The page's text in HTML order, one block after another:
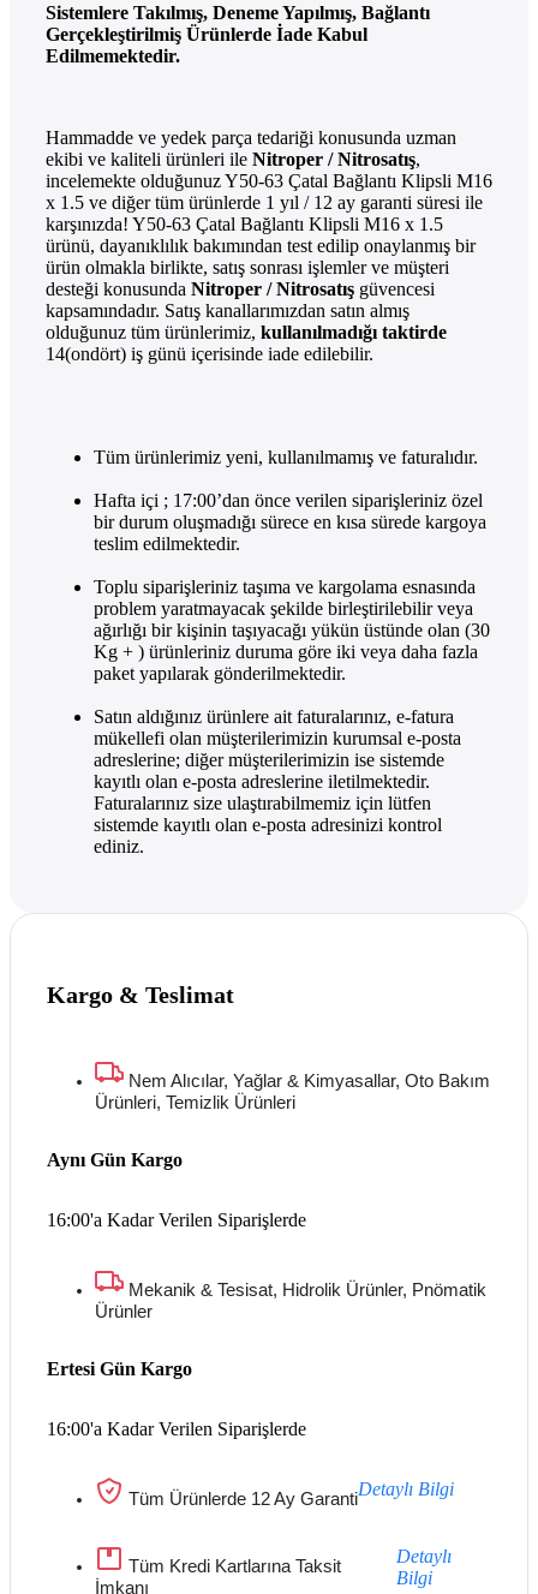
Sistemlere Takılmış, Deneme Yapılmış, Bağlantı
Gerçekleştirilmiş Ürünlerde İade Kabul
Edilmemektedir.
Hammadde ve yedek parça tedariği konusunda uzman
ekibi ve kaliteli ürünleri ile Nitroper / Nitrosatış,
incelemekte olduğunuz Y50-63 Çatal Bağlantı Klipsli M16
x 1.5 ve diğer tüm ürünlerde 1 yıl / 12 ay garanti süresi ile
karşınızda! Y50-63 Çatal Bağlantı Klipsli M16 x 1.5
ürünü, dayanıklılık bakımından test edilip onaylanmış bir
ürün olmakla birlikte, satış sonrası işlemler ve müşteri
desteği konusunda Nitroper / Nitrosatış güvencesi
kapsamındadır. Satış kanallarımızdan satın almış
olduğunuz tüm ürünlerimiz, kullanılmadığı taktirde
14(ondört) iş günü içerisinde iade edilebilir.
Tüm ürünlerimiz yeni, kullanılmamış ve faturalıdır.
Hafta içi ; 17:00’dan önce verilen siparişleriniz özel
bir durum oluşmadığı sürece en kısa sürede kargoya
teslim edilmektedir.
Toplu siparişleriniz taşıma ve kargolama esnasında
problem yaratmayacak şekilde birleştirilebilir veya
ağırlığı bir kişinin taşıyacağı yükün üstünde olan (30
Kg + ) ürünleriniz duruma göre iki veya daha fazla
paket yapılarak gönderilmektedir.
Satın aldığınız ürünlere ait faturalarınız, e-fatura
mükellefi olan müşterilerimizin kurumsal e-posta
adreslerine; diğer müşterilerimizin ise sistemde
kayıtlı olan e-posta adreslerine iletilmektedir.
Faturalarınız size ulaştırabilmemiz için lütfen
sistemde kayıtlı olan e-posta adresinizi kontrol
ediniz.
Kargo & Teslimat
Nem Alıcılar, Yağlar & Kimyasallar, Oto Bakım
Ürünleri, Temizlik Ürünleri
16:00'a Kadar Verilen Siparişlerde
Aynı Gün Kargo
Mekanik & Tesisat, Hidrolik Ürünler, Pnömatik
Ürünler
16:00'a Kadar Verilen Siparişlerde
Ertesi Gün Kargo
Tüm Ürünlerde 12 Ay GarantiDetaylı Bilgi
Tüm Kredi Kartlarına Taksit
İmkanı
Detaylı
Bilgi